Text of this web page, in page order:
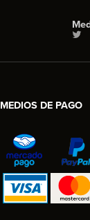
MEDIOS DE PAGO